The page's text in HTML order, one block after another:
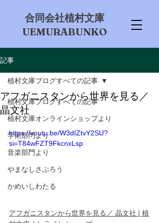
​合同会社植村文庫
UEMURABUNKO
記事
植村文庫ブログすべての記事
植村文庫オンラインショップより
学術部門より
音楽部門より
やまなしさぶろう
かめいしわたる
植村文庫ブログすべての記事
アフガニスタンから世界を見る／
晶文社
https://youtu.be/W3dIZtvY2SU?
si=T84wFZT9FkcnxLsp
アフガニスタンから世界を見る／ 晶文社 | 植